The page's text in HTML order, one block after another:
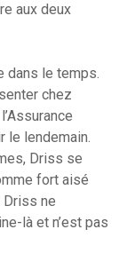
aux deux
dans le temps.
chez
le lendemain.
Driss se
fort aisé
Driss ne
là et n’est pas